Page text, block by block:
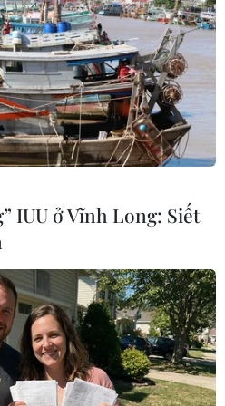
đề nghị các cấp ủy,
quốc và các tổ chức
cần nỗ lực, quyết tâm
gian tới để thực hiện tốt
mục tiêu và khát vọng
triển trở thành hiện
Biên và Chủ tịch Ủy
Biên đã trao Quyết
dự án cho các nhà đầu
2030, Điện Biên phấn
kiện kinh tế phát
du lịch, dịch vụ của vùng
Bộ. Tỉnh phát triển
IUU ở Vĩnh Long: Siết